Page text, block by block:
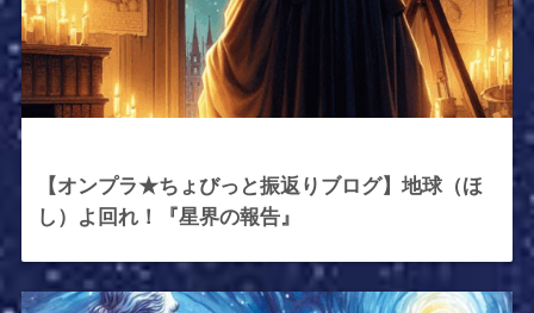
【オンプラ★ちょびっと振返りブログ】地球（ほ
し）よ回れ！『星界の報告』